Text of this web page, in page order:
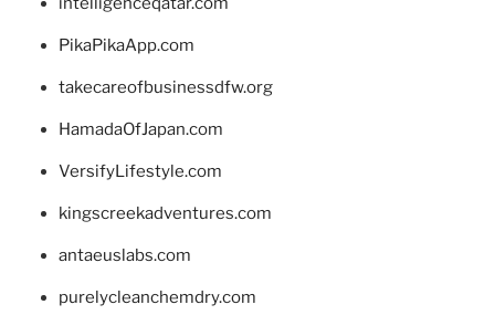
PikaPikaApp.com
takecareofbusinessdfw.org
HamadaOfJapan.com
VersifyLifestyle.com
kingscreekadventures.com
antaeuslabs.com
purelycleanchemdry.com